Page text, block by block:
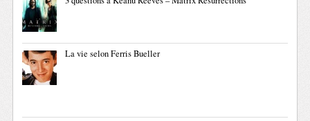
La vie selon Ferris Bueller